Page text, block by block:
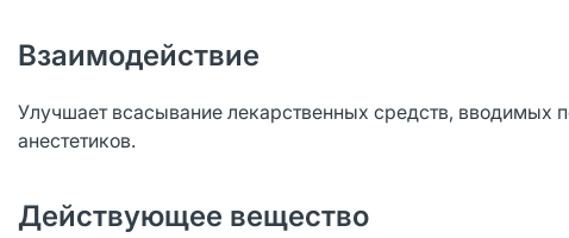
Взаимодействие
Улучшает всасывание лекарственных средств,
анестетиков.
Действующее вещество